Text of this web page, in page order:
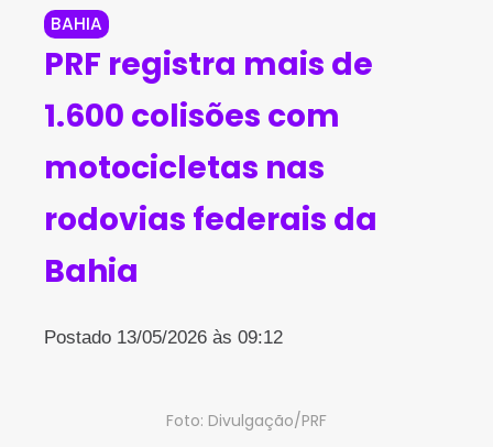
BAHIA
PRF registra mais de
1.600 colisões com
motocicletas nas
rodovias federais da
Bahia
Postado 13/05/2026 às 09:12
Foto: Divulgação/PRF